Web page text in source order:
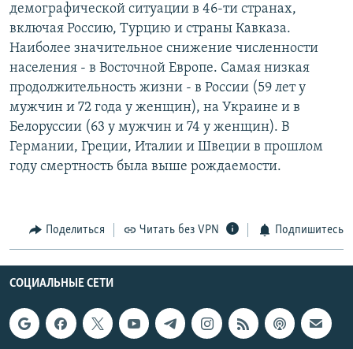
РАСПИСАНИЕ ВЕЩАНИЯ
ПОДПИШИТЕСЬ НА РАССЫЛКУ
демографической ситуации в 46-ти странах,
включая Россию, Турцию и страны Кавказа.
Наиболее значительное снижение численности
населения - в Восточной Европе. Самая низкая
продолжительность жизни - в России (59 лет у
мужчин и 72 года у женщин), на Украине и в
Белоруссии (63 у мужчин и 74 у женщин). В
Германии, Греции, Италии и Швеции в прошлом
году смертность была выше рождаемости.
Поделиться Читать без VPN Подпишитесь
СОЦИАЛЬНЫЕ СЕТИ